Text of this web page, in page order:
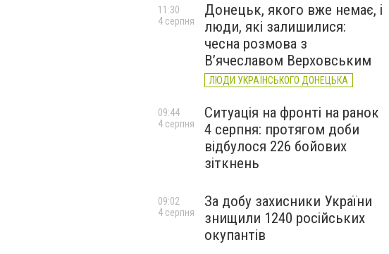
Донецьк, якого вже немає, і
люди, які залишилися:
чесна розмова з
В’ячеславом Верховським
ЛЮДИ УКРАЇНСЬКОГО ДОНЕЦЬКА
11:30
4 серпня
Ситуація на фронті на ранок
4 серпня: протягом доби
відбулося 226 бойових
зіткнень
09:44
4 серпня
За добу захисники України
знищили 1240 російських
окупантів
09:02
4 серпня